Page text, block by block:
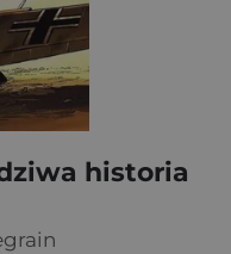
historia